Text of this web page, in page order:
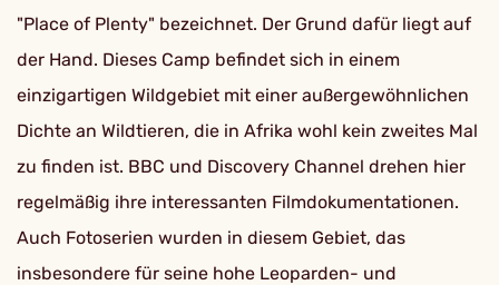
"Place of Plenty" bezeichnet. Der Grund dafür liegt auf
der Hand. Dieses Camp befindet sich in einem
einzigartigen Wildgebiet mit einer außergewöhnlichen
Dichte an Wildtieren, die in Afrika wohl kein zweites Mal
zu finden ist. BBC und Discovery Channel drehen hier
regelmäßig ihre interessanten Filmdokumentationen.
Auch Fotoserien wurden in diesem Gebiet, das
insbesondere für seine hohe Leoparden- und